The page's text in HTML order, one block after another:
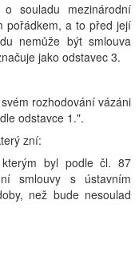
souladu mezinárodní
pořádkem, a to před její
nemůže být smlouva
jako odstavec 3.
rozhodování vázáni
odstavce 1.".
zní:
byl podle čl. 87
smlouvy s ústavním
než bude nesoulad